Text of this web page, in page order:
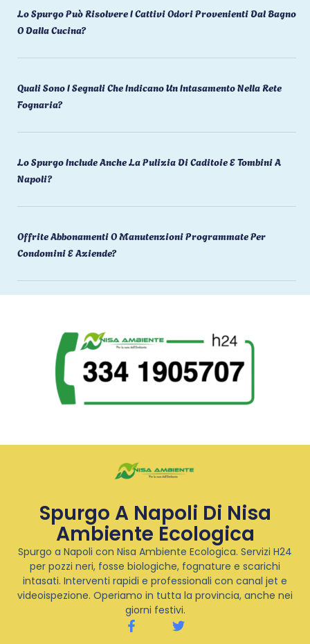
Lo Spurgo Può Risolvere I Cattivi Odori Provenienti Dal Bagno
O Dalla Cucina?
Quali Sono I Segnali Che Indicano Un Intasamento Nella Rete
Fognaria?
Lo Spurgo Include Anche La Pulizia Di Caditoie E Tombini A
Napoli?
Offrite Abbonamenti O Manutenzioni Programmate Per
Condomini E Aziende?
Spurgo A Napoli Di Nisa
Ambiente Ecologica
Spurgo a Napoli con Nisa Ambiente Ecologica. Servizi H24
per pozzi neri, fosse biologiche, fognature e scarichi
intasati. Interventi rapidi e professionali con canal jet e
videoispezione. Operiamo in tutta la provincia, anche nei
giorni festivi.